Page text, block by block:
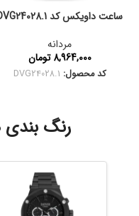
ساعت داویکس کد DVG24028.1
مردانه
8,964,000 تومان
کد محصول: DVG24028.1
رنگ بندی